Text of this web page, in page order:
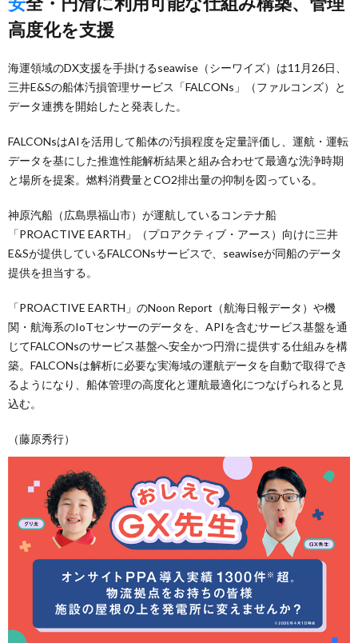
高度化を支援
海運領域のDX支援を手掛けるseawise（シーワイズ）は11月26日、
三井E&Sの船体汚損管理サービス「FALCONs」（ファルコンズ）と
データ連携を開始したと発表した。
FALCONsはAIを活用して船体の汚損程度を定量評価し、運航・運転
データを基にした推進性能解析結果と組み合わせて最適な洗浄時期
と場所を提案。燃料消費量とCO2排出量の抑制を図っている。
神原汽船（広島県福山市）が運航しているコンテナ船
「PROACTIVE EARTH」（プロアクティブ・アース）向けに三井
E&Sが提供しているFALCONsサービスで、seawiseが同船のデータ
提供を担当する。
「PROACTIVE EARTH」のNoon Report（航海日報データ）や機
関・航海系のIoTセンサーのデータを、APIを含むサービス基盤を通
じてFALCONsのサービス基盤へ安全かつ円滑に提供する仕組みを構
築。FALCONsは解析に必要な実海域の運航データを自動で取得でき
るようになり、船体管理の高度化と運航最適化につなげられると見
込む。
（藤原秀行）